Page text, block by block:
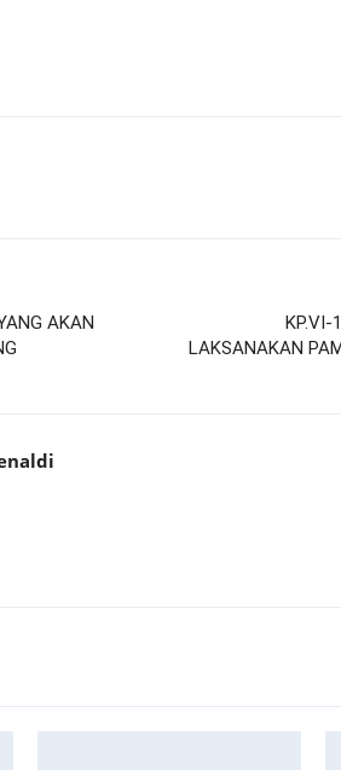
AKAN
KP.VI-
LAKSANAKAN